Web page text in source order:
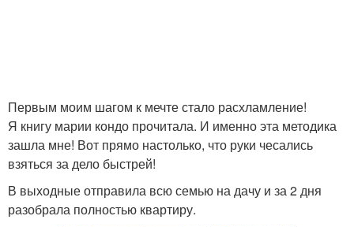
Первым моим шагом к мечте стало расхламление!
Я книгу марии кондо прочитала. И именно эта методика
зашла мне! Вот прямо настолько, что руки чесались
взяться за дело быстрей!
В выходные отправила всю семью на дачу и за 2 дня
разобрала полностью квартиру.